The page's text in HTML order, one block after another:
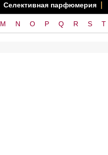
Селективная парфюмерия
M N O P Q R S T